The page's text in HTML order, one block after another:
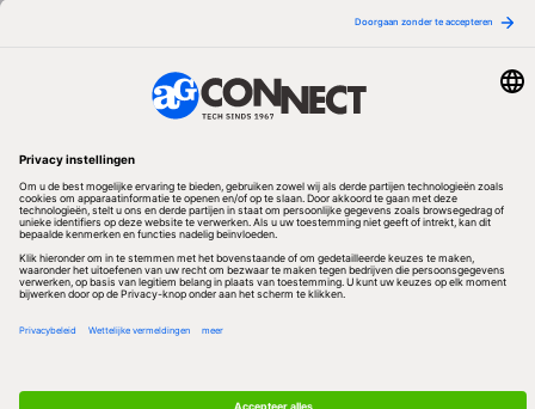
Redactionele partner
Privacy & Cookies